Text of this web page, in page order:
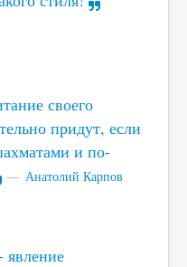
своего
придут, если
и по-
Анатолий Карпов